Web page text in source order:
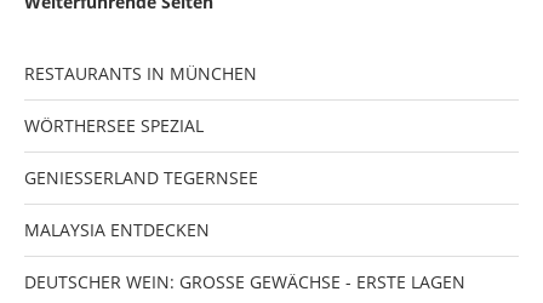
RESTAURANTS IN MÜNCHEN
WÖRTHERSEE SPEZIAL
GENIESSERLAND TEGERNSEE
MALAYSIA ENTDECKEN
DEUTSCHER WEIN: GROSSE GEWÄCHSE - ERSTE LAGEN